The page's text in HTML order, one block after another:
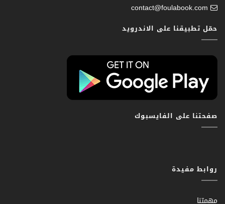
contact@foulabook.com
حمّل تطبيقنا على الاندرويد
صفحتنا على الفايسبوك
روابط مفيدة
مهمتنا